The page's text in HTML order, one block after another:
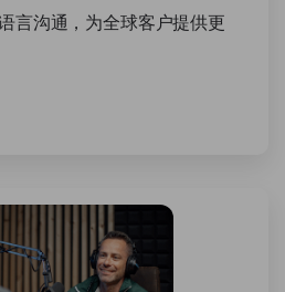
言沟通，为全球客户提供更